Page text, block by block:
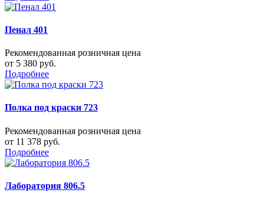
Пенал 401
Рекомендованная розничная цена
от 5 380 руб.
Подробнее
Полка под краски 723
Рекомендованная розничная цена
от 11 378 руб.
Подробнее
Лаборатория 806.5